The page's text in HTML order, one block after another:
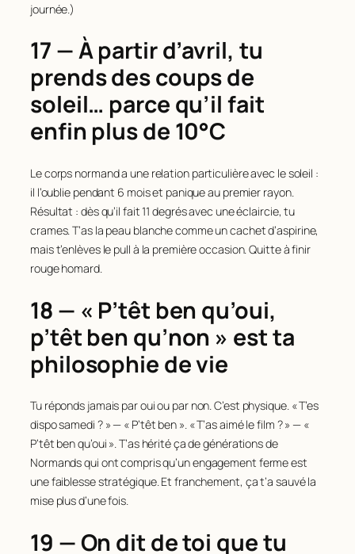
journée.)
17 — À partir d’avril, tu
prends des coups de
soleil… parce qu’il fait
enfin plus de 10°C
Le corps normand a une relation particulière avec le soleil :
il l’oublie pendant 6 mois et panique au premier rayon.
Résultat : dès qu’il fait 11 degrés avec une éclaircie, tu
crames. T’as la peau blanche comme un cachet d’aspirine,
mais t’enlèves le pull à la première occasion. Quitte à finir
rouge homard.
18 — « P’têt ben qu’oui,
p’têt ben qu’non » est ta
philosophie de vie
Tu réponds jamais par oui ou par non. C’est physique. « T’es
dispo samedi ? » — « P’têt ben ». « T’as aimé le film ? » — «
P’têt ben qu’oui ». T’as hérité ça de générations de
Normands qui ont compris qu’un engagement ferme est
une faiblesse stratégique. Et franchement, ça t’a sauvé la
mise plus d’une fois.
19 — On dit de toi que tu